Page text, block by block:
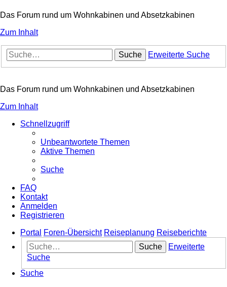
Das Forum rund um Wohnkabinen und Absetzkabinen
Zum Inhalt
Suche Erweiterte Suche
Das Forum rund um Wohnkabinen und Absetzkabinen
Zum Inhalt
Schnellzugriff
Unbeantwortete Themen
Aktive Themen
Suche
FAQ
Kontakt
Anmelden
Registrieren
Portal
Foren-Übersicht Reiseplanung Reiseberichte
Suche
Erweiterte
Suche
Suche